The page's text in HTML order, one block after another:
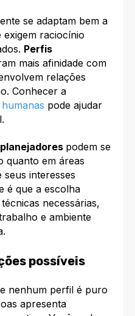
se adaptam bem a
exigem raciocínio
Perfis
mais afinidade com
relações
Conhecer a
pode ajudar
podem se
quanto em áreas
seus interesses
é que a escolha
necessárias,
e ambiente
possíveis
nenhum perfil é puro
apresenta